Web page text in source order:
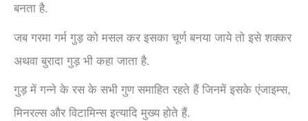
बनता है.
जब गरमा गर्म गुड़ को मसल कर इसका चूर्ण बनया जाये तो इसे शक्कर
अथवा बुरादा गुड़ भी कहा जाता है.
गुड़ में गन्ने के रस के सभी गुण समाहित रहते हैं जिनमें इसके एंजाइम्स,
मिनरल्स और विटामिन्स इत्यादि मुख्य होते हैं.